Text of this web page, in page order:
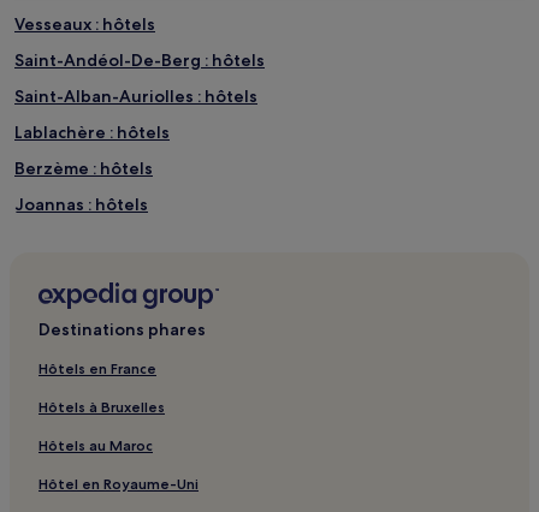
Vesseaux : hôtels
Saint-Andéol-De-Berg : hôtels
Saint-Alban-Auriolles : hôtels
Lablachère : hôtels
Berzème : hôtels
Joannas : hôtels
Village miniature Le Ron des Fades : hôtels à proximité
Labégude : hôtels
Fons : hôtels
Lachapelle-Sous-Aubenas : hôtels
Destinations phares
Hôtels en France
Hôtels à Bruxelles
Hôtels au Maroc
Hôtel en Royaume-Uni